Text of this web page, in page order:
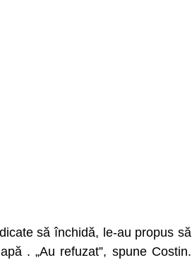
să închidă, le-au propus să
. „Au refuzat”, spune Costin.